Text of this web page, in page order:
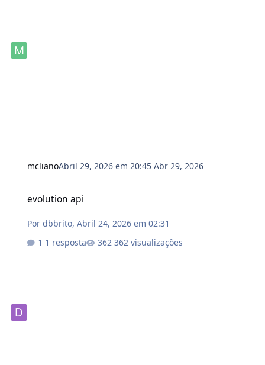
mclianoAbril 29, 2026 em 20:45Abr 29, 2026
evolution api
Pordbbrito,Abril 24, 2026 em 02:31
1 resposta
362 visualizações